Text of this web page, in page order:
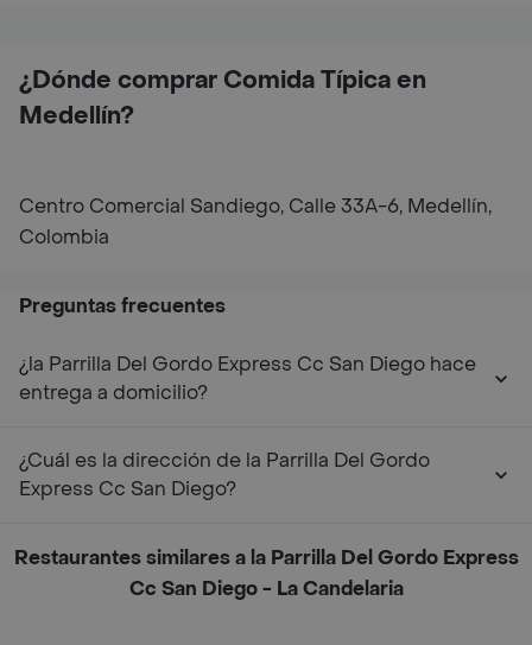
¿Dónde comprar Comida Típica en
Medellín?
Centro Comercial Sandiego, Calle 33A-6, Medellín,
Colombia
Preguntas frecuentes
¿la Parrilla Del Gordo Express Cc San Diego hace
entrega a domicilio?
¿Cuál es la dirección de la Parrilla Del Gordo
Express Cc San Diego?
Restaurantes similares a la Parrilla Del Gordo Express
Cc San Diego - La Candelaria